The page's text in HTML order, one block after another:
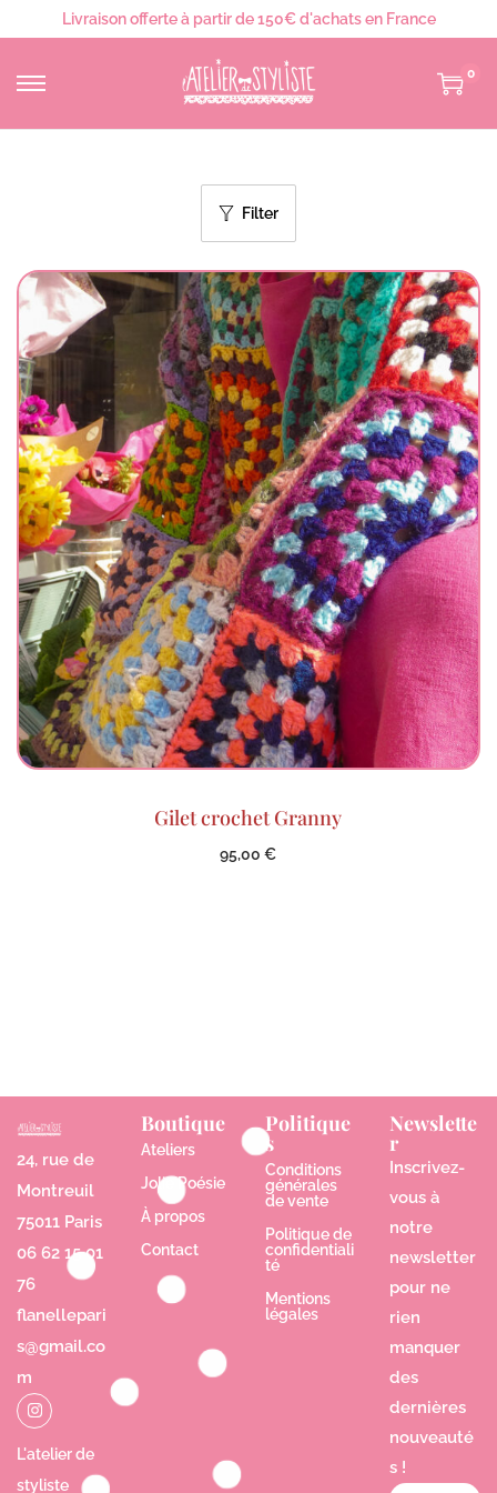
Livraison offerte à partir de 150€ d'achats en France
0
Filter
Gilet crochet Granny
95,00€
24, rue de
Montreuil
75011 Paris
06 62 15 01
76
flanellepari
s@gmail.co
m
L'atelier de
styliste
Boutique
Ateliers
Jolie Poésie
À propos
Contact
Politique
s
Conditions
générales
de vente
Politique de
confidentiali
té
Mentions
légales
Newslette
r
Inscrivez-
vous à
notre
newsletter
pour ne
rien
manquer
des
dernières
nouveauté
s !